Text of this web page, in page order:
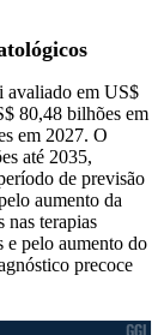
avaliado em US$
80,48 bilhões em
em 2027. O
até 2035,
de previsão
aumento da
nas terapias
e pelo aumento do
precoce